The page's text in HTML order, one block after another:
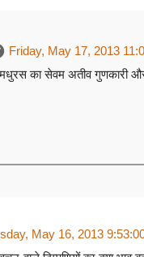
Friday, May 17, 2013
का सेवम अतीव गुणकारी
May 16, 2013